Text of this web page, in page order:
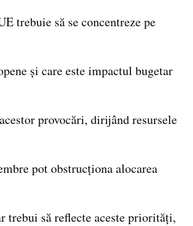
trebuie să se concentreze pe
și care este impactul bugetar
provocări, dirijând resursele
pot obstrucționa alocarea
trebui să reflecte aceste priorități,